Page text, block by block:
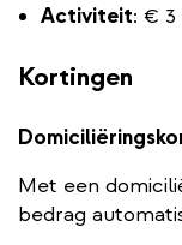
Activiteit: €
Kortingen
Met een
bedrag